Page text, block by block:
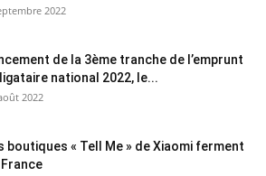
2022
de la 3ème tranche de l’emprunt
national 2022, le...
2022
boutiques « Tell Me » de Xiaomi ferment
France